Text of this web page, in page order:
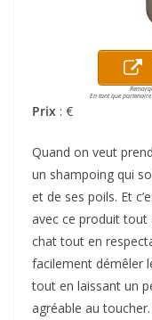
En tant que partenaire
Prix : €
Quand on veut
un shampoing qui
et de ses poils. Et
avec ce produit
chat tout en
facilement démêler
tout en laissant un
agréable au